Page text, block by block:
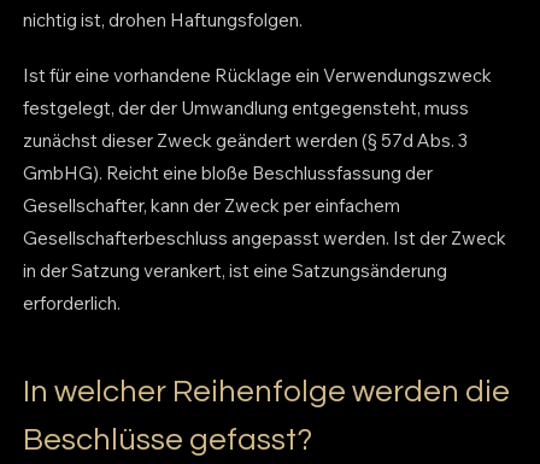
nichtig ist, drohen Haftungsfolgen.
Ist für eine vorhandene Rücklage ein Verwendungszweck
festgelegt, der der Umwandlung entgegensteht, muss
zunächst dieser Zweck geändert werden (§ 57d Abs. 3
GmbHG). Reicht eine bloße Beschlussfassung der
Gesellschafter, kann der Zweck per einfachem
Gesellschafterbeschluss angepasst werden. Ist der Zweck
in der Satzung verankert, ist eine Satzungsänderung
erforderlich.
In welcher Reihenfolge werden die
Beschlüsse gefasst?